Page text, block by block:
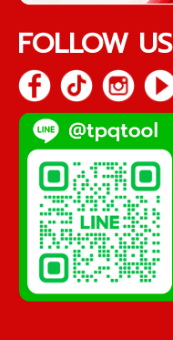
FOLLOW US